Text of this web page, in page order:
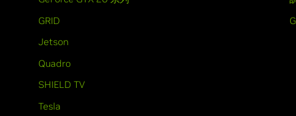
GRID
Jetson
Quadro
SHIELD TV
Tesla